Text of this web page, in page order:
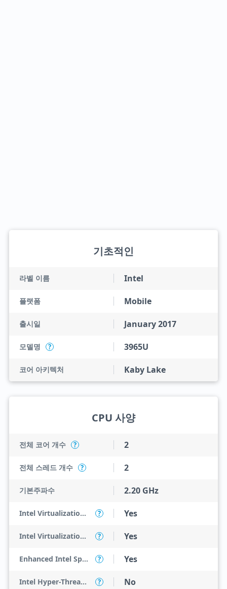
기초적인
라벨 이름 Intel
플랫폼 Mobile
출시일 January 2017
모델명 ? 3965U
코어 아키텍처 Kaby Lake
CPU 사양
전체 코어 개수 ? 2
전체 스레드 개수 ? 2
기본주파수 2.20 GHz
Intel Virtualization Technology (VT-x) ? Yes
Intel Virtualization Technology for Directed I/O (VT-d) ? Yes
Enhanced Intel SpeedStep Technology ? Yes
Intel Hyper-Threading Technology ? No